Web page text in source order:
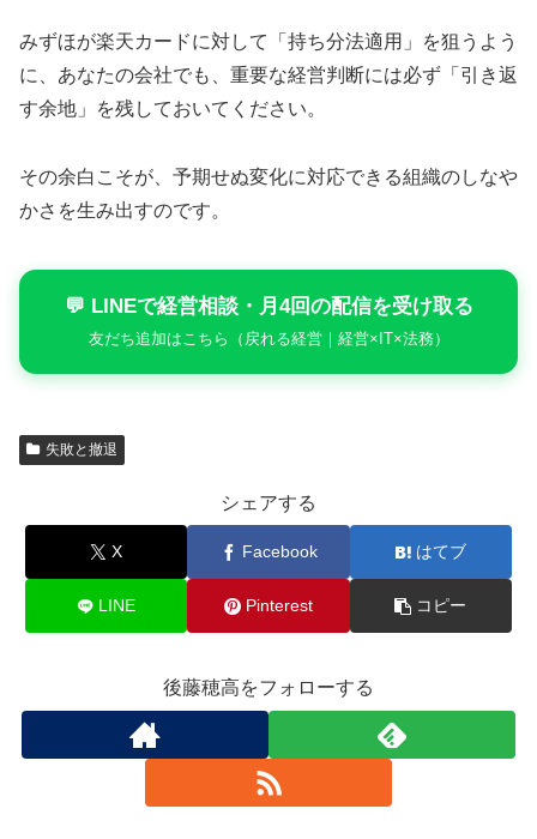
みずほが楽天カードに対して「持ち分法適用」を狙うよう
に、あなたの会社でも、重要な経営判断には必ず「引き返
す余地」を残しておいてください。
その余白こそが、予期せぬ変化に対応できる組織のしなや
かさを生み出すのです。
💬 LINEで経営相談・月4回の配信を受け取る
友だち追加はこちら（戻れる経営｜経営×IT×法務）
失敗と撤退
シェアする
X Facebook はてブ
LINE Pinterest コピー
後藤穂高をフォローする